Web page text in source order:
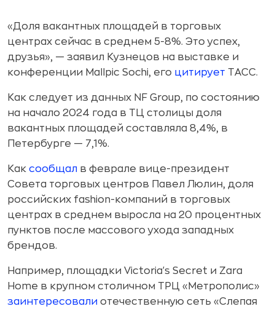
«Доля вакантных площадей в торговых
центрах сейчас в среднем 5-8%. Это успех,
друзья», — заявил Кузнецов на выставке и
конференции Mallpic Sochi, его цитирует ТАСС.
Как следует из данных NF Group, по состоянию
на начало 2024 года в ТЦ столицы доля
вакантных площадей составляла 8,4%, в
Петербурге — 7,1%.
Как сообщал в феврале вице-президент
Совета торговых центров Павел Люлин, доля
российских fashion-компаний в торговых
центрах в среднем выросла на 20 процентных
пунктов после массового ухода западных
брендов.
Например, площадки Victoria's Secret и Zara
Home в крупном столичном ТРЦ «Метрополис»
заинтересовали отечественную сеть «Слепая